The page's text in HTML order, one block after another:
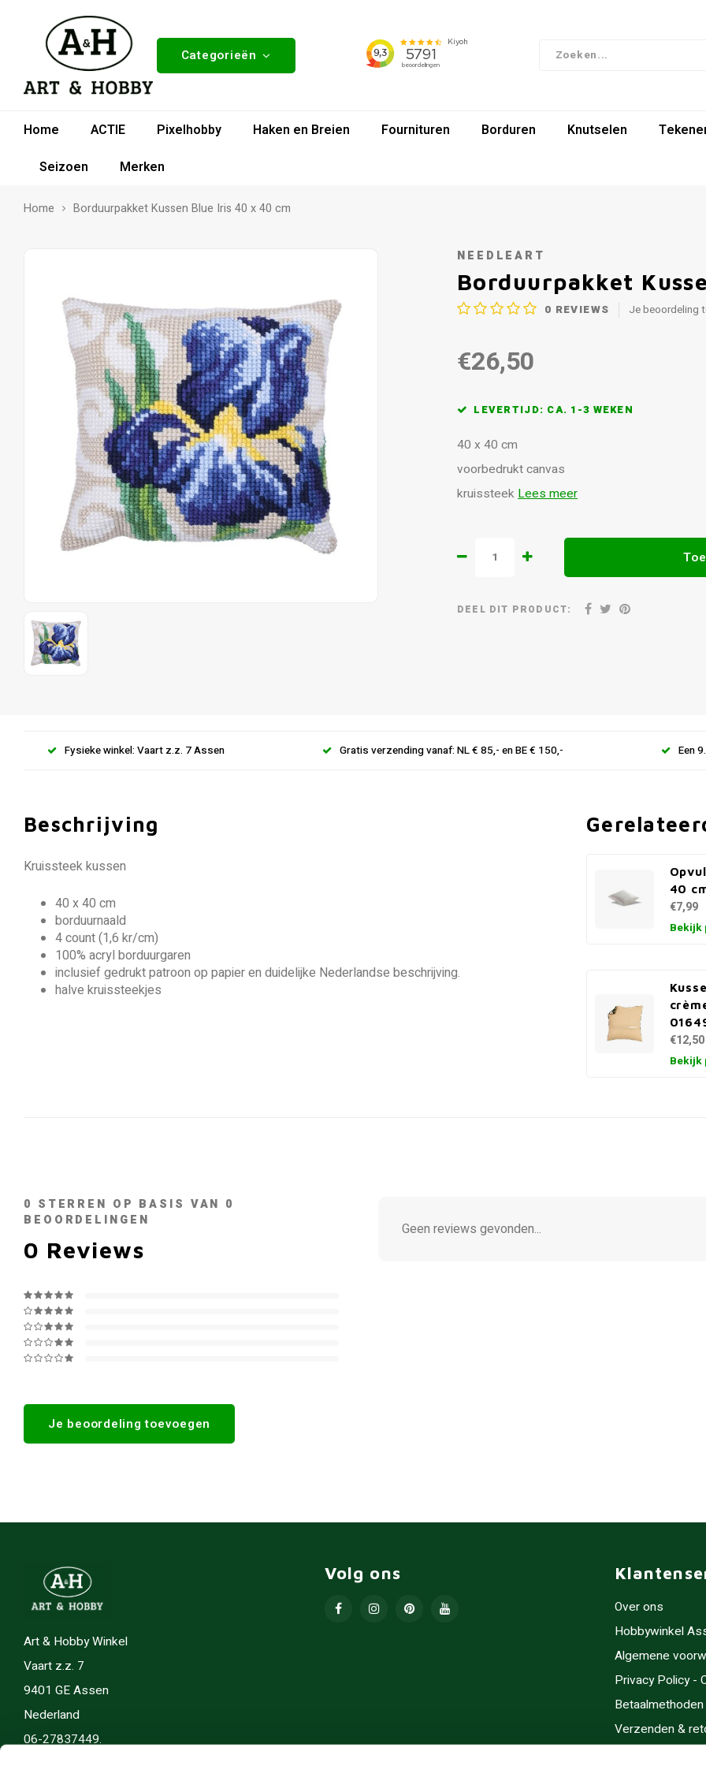
Categorieën
Home ACTIE Pixelhobby Haken en Breien Fournituren Borduren Knutselen
Seizoen
Merken
Home Borduurpakket Kussen Blue Iris 40 x 40 cm
NEEDLEART
Borduurpakket
0 REVIEWS Je beoordeling
€26,50
LEVERTIJD: CA. 1-3 WEKEN
40 x 40 cm
voorbedrukt canvas
kruissteek Lees meer
DEEL DIT PRODUCT:
Fysieke winkel: Vaart z.z. 7 Assen Gratis verzending vanaf: NL € 85,- en BE € 150,- Een
Beschrijving
Kruissteek kussen
40 x 40 cm
borduurnaald
4 count (1,6 kr/cm)
100% acryl borduurgaren
inclusief gedrukt patroon op papier en duidelijke Nederlandse beschrijving.
halve kruissteekjes
40
€7,99
Bekijk
€12,50
Bekijk
0 STERREN OP BASIS VAN 0
BEOORDELINGEN
0 Reviews
Je beoordeling toevoegen
Geen reviews gevonden...
Art & Hobby Winkel
Vaart z.z. 7
9401 GE Assen
Nederland
06-27837449.
Volg ons
Over ons
Hobbywinkel
Algemene
Privacy Policy -
Betaalmethoden
Verzenden &